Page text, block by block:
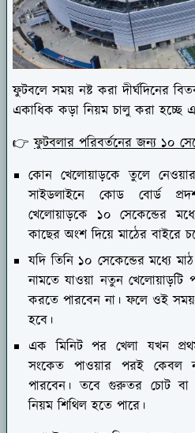
ফুটবলে সময় নষ্ট করা দীর্ঘদিনের
একাধিক কড়া নিয়ম চালু করা হচ্ছে
👉ফুটবলার পরিবর্তনের জন্য ১০
কোন খেলোয়াড়কে তুলে
সাইডলাইনে কোড বোর্ড
খেলোয়াড়কে ১০ সেকেন্ডের
কাছের অংশ দিয়ে মাঠের বাইরে
যদি তিনি ১০ সেকেন্ডের মধ্যে
নামতে যাওয়া নতুন খেলোয়াড়টি
করতে পারবেন না। ফলে ওই
হবে।
এক মিনিট পর খেলা যখন
সংকেত পাওয়ার পরই কেবল
পারবেন। তবে গুরুতর চোট বা
নিয়ম শিথিল হতে পারে।